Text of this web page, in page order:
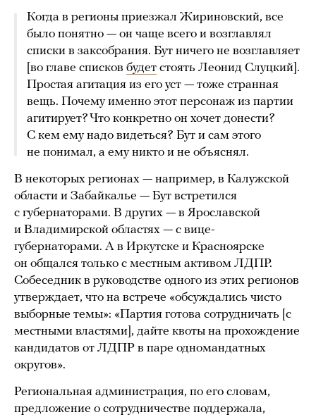
Когда в регионы приезжал Жириновский, все
было понятно — он чаще всего и возглавлял
списки в заксобрания. Бут ничего не возглавляет
[во главе списков будет стоять Леонид Слуцкий].
Простая агитация из его уст — тоже странная
вещь. Почему именно этот персонаж из партии
агитирует? Что конкретно он хочет донести?
С кем ему надо видеться? Бут и сам этого
не понимал, а ему никто и не объяснял.
В некоторых регионах — например, в Калужской
области и Забайкалье — Бут встретился
с губернаторами. В других — в Ярославской
и Владимирской областях — с вице-
губернаторами. А в Иркутске и Красноярске
он общался только с местным активом ЛДПР.
Собеседник в руководстве одного из этих регионов
утверждает, что на встрече «обсуждались чисто
выборные темы»: «Партия готова сотрудничать [с
местными властями], дайте квоты на прохождение
кандидатов от ЛДПР в паре одномандатных
округов».
Региональная администрация, по его словам,
предложение о сотрудничестве поддержала,